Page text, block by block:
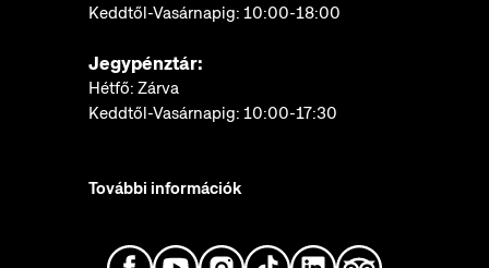
Keddtől-Vasárnapig: 10:00-18:00
Jegypénztár:
Hétfő: Zárva
Keddtől-Vasárnapig: 10:00-17:30
További információk